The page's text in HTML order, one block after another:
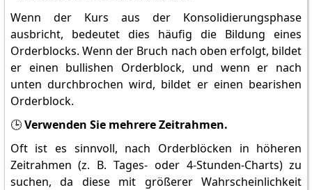
Wenn der Kurs aus der Konsolidierungsphase
ausbricht, bedeutet dies häufig die Bildung eines
Orderblocks. Wenn der Bruch nach oben erfolgt, bildet
er einen bullishen Orderblock, und wenn er nach
unten durchbrochen wird, bildet er einen bearishen
Orderblock.
🕒Verwenden Sie mehrere Zeitrahmen.
Oft ist es sinnvoll, nach Orderblöcken in höheren
Zeitrahmen (z. B. Tages- oder 4-Stunden-Charts) zu
suchen, da diese mit größerer Wahrscheinlichkeit